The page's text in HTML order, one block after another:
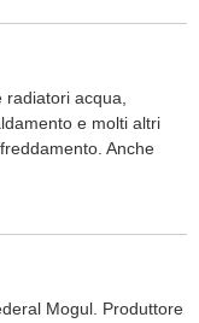
acqua,
e molti altri
Anche
Mogul. Produttore